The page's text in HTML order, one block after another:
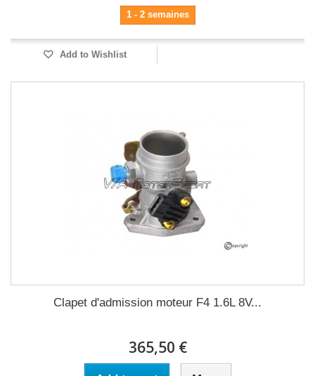
1 - 2 semaines
Add to Wishlist
Clapet d'admission moteur F4 1.6L 8V...
365,50 €